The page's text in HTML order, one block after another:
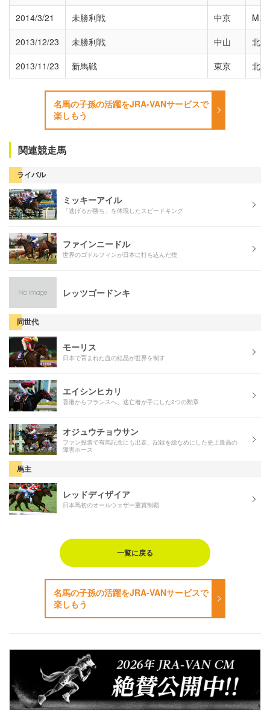
2014/3/21 未勝利戦 中京
M.
2013/12/23
未勝利戦 中山
北
2013/11/23
新馬戦 東京 北
名馬の子孫の活躍をJRA-VANサービスで
楽しもう
関連競走馬
ライバル
ミッキーアイル
「逃げるが勝ち」を体現したスピードキング
ファインニードル
世界のゴドルフィンが日本に打ち込んだ楔
レッツゴードンキ
同世代
モーリス
日本で育まれた血の結晶が世界を制す
エイシンヒカリ
香港からフランスへ、逃亡者が手にした2つの勲章
オジュウチョウサン
ファン投票で有馬記念にも出走、記録を総なめにした史上最高の
障害ホース
馬主
レッドディザイア
日本馬初のオールウェザー重賞制覇
一覧に戻る
名馬の子孫の活躍をJRA-VANサービスで
楽しもう